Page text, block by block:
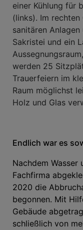
einer Kühlung für
(links). Im
sanitären
Sakristei und ein
werden 25
Trauerfeiern im
Raum möglichst
Holz und Glas
Endlich war es
Nachdem Wasser
Fachfirma
2020 die
begonnen. Mit
Gebäude
schließlich von